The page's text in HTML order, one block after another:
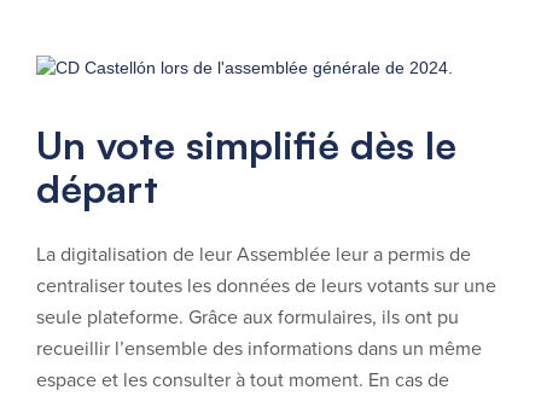
Un vote simplifié dès le
départ
La digitalisation de leur Assemblée leur a permis de
centraliser toutes les données de leurs votants sur une
seule plateforme. Grâce aux formulaires, ils ont pu
recueillir l’ensemble des informations dans un même
espace et les consulter à tout moment. En cas de